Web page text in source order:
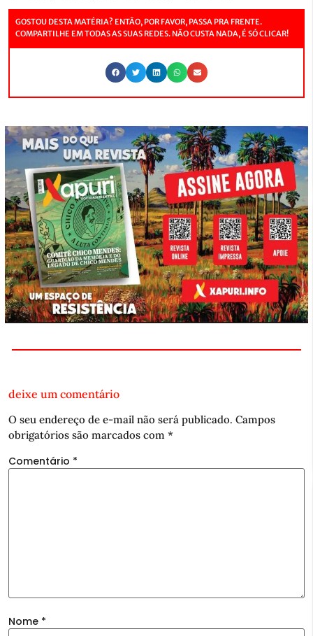
GOSTOU DESTA MATÉRIA? ENTÃO, POR FAVOR, PASSA PRA FRENTE.
COMPARTILHE EM TODAS AS SUAS REDES. NÃO CUSTA NADA, É SÓ CLICAR!
deixe um comentário
O seu endereço de e-mail não será publicado. Campos
obrigatórios são marcados com *
Comentário *
Nome *